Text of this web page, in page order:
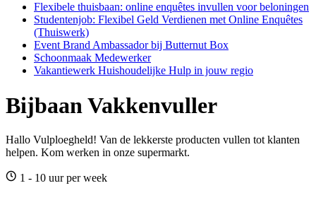
Flexibele thuisbaan: online enquêtes invullen voor beloningen
Studentenjob: Flexibel Geld Verdienen met Online Enquêtes
(Thuiswerk)
Event Brand Ambassador bij Butternut Box
Schoonmaak Medewerker
Vakantiewerk Huishoudelijke Hulp in jouw regio
Bijbaan Vakkenvuller
Hallo Vulploegheld! Van de lekkerste producten vullen tot klanten
helpen. Kom werken in onze supermarkt.
1 - 10 uur per week